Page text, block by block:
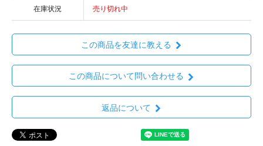
在庫状況 売り切れ中
この商品を友達に教える
この商品について問い合わせる
返品について